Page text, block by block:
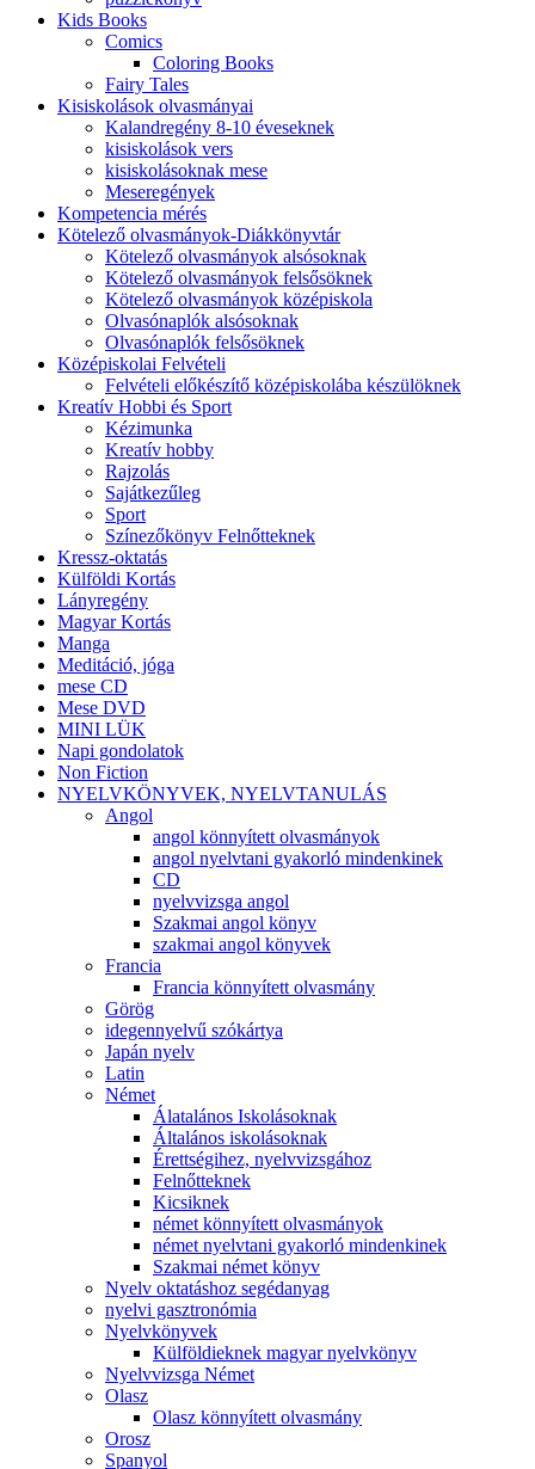
Kids Books
Comics
Coloring Books
Fairy Tales
Kisiskolások olvasmányai
Kalandregény 8-10 éveseknek
kisiskolások vers
kisiskolásoknak mese
Meseregények
Kompetencia mérés
Kötelező olvasmányok-Diákkönyvtár
Kötelező olvasmányok alsósoknak
Kötelező olvasmányok felsősöknek
Kötelező olvasmányok középiskola
Olvasónaplók alsósoknak
Olvasónaplók felsősöknek
Középiskolai Felvételi
Felvételi előkészítő középiskolába készülöknek
Kreatív Hobbi és Sport
Kézimunka
Kreatív hobby
Rajzolás
Sajátkezűleg
Sport
Színezőkönyv Felnőtteknek
Kressz-oktatás
Külföldi Kortás
Lányregény
Magyar Kortás
Manga
Meditáció, jóga
mese CD
Mese DVD
MINI LÜK
Napi gondolatok
Non Fiction
NYELVKÖNYVEK, NYELVTANULÁS
Angol
angol könnyített olvasmányok
angol nyelvtani gyakorló mindenkinek
CD
nyelvvizsga angol
Szakmai angol könyv
szakmai angol könyvek
Francia
Francia könnyített olvasmány
Görög
idegennyelvű szókártya
Japán nyelv
Latin
Német
Álatalános Iskolásoknak
Általános iskolásoknak
Érettségihez, nyelvvizsgához
Felnőtteknek
Kicsiknek
német könnyített olvasmányok
német nyelvtani gyakorló mindenkinek
Szakmai német könyv
Nyelv oktatáshoz segédanyag
nyelvi gasztronómia
Nyelvkönyvek
Külföldieknek magyar nyelvkönyv
Nyelvvizsga Német
Olasz
Olasz könnyített olvasmány
Orosz
Spanyol